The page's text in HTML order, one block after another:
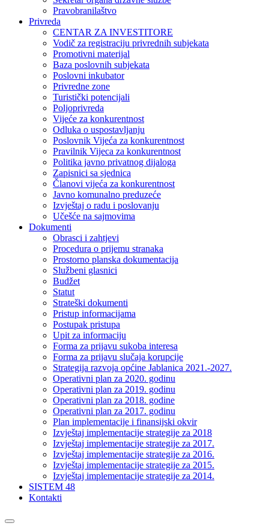
Pravobranilaštvo
Privreda
CENTAR ZA INVESTITORE
Vodič za registraciju privrednih subjekata
Promotivni materijal
Baza poslovnih subjekata
Poslovni inkubator
Privredne zone
Turistički potencijali
Poljoprivreda
Vijeće za konkurentnost
Odluka o uspostavljanju
Poslovnik Vijeća za konkurentnost
Pravilnik Vijeca za konkurentnost
Politika javno privatnog dijaloga
Zapisnici sa sjednica
Članovi vijeća za konkurentnost
Javno komunalno preduzeće
Izvještaj o radu i poslovanju
Učešće na sajmovima
Dokumenti
Obrasci i zahtjevi
Procedura o prijemu stranaka
Prostorno planska dokumentacija
Službeni glasnici
Budžet
Statut
Strateški dokumenti
Pristup informacijama
Postupak pristupa
Upit za informaciju
Forma za prijavu sukoba interesa
Forma za prijavu slučaja korupcije
Strategija razvoja općine Jablanica 2021.-2027.
Operativni plan za 2020. godinu
Operativni plan za 2019. godinu
Operativni plan za 2018. godine
Operativni plan za 2017. godinu
Plan implementacije i finansijski okvir
Izvještaj implementacije strategije za 2018
Izvještaj implementacije strategije za 2017.
Izvještaj implementacije strategije za 2016.
Izvještaj implementacije strategije za 2015.
Izvještaj implementacije strategije za 2014.
SISTEM 48
Kontakti